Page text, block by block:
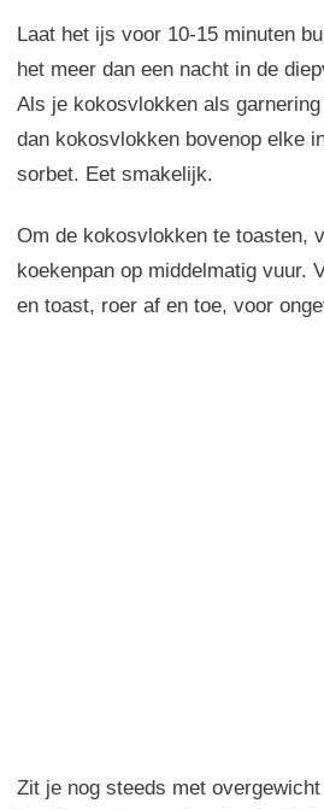
Laat het ijs voor 10-15 minuten
het meer dan een nacht in de
Als je kokosvlokken als
dan kokosvlokken bovenop elke
sorbet. Eet smakelijk.
Om de kokosvlokken te toasten,
koekenpan op middelmatig vuur.
en toast, roer af en toe, voor
Zit je nog steeds met